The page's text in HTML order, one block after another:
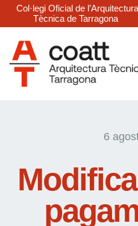
Col·legi Oficial de l’Arquitectura
Tècnica de Tarragona
6